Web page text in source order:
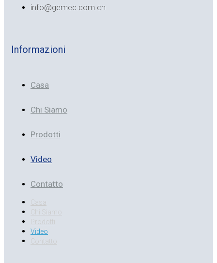
info@gemec.com.cn
Informazioni
Casa
Chi Siamo
Prodotti
Video
Contatto
Casa
Chi Siamo
Prodotti
Video
Contatto